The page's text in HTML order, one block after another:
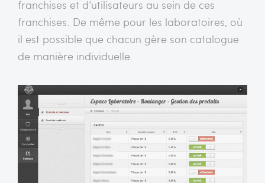
franchises et d’utilisateurs au sein de ces
franchises. De même pour les laboratoires, où
il est possible que chacun gère son catalogue
de manière individuelle.